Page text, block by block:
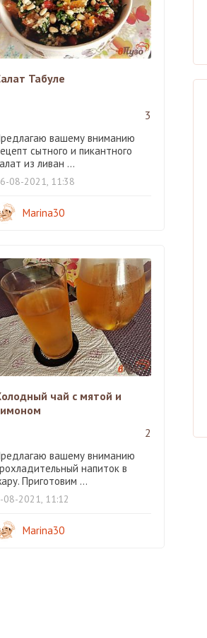
Табуле
3
вашему вниманию
сытного и пикантного
из ливан ...
08-2021, 11:38
Marina30
чай с мятой и
2
вашему вниманию
напиток в
Приготовим ...
08-2021, 11:12
Marina30